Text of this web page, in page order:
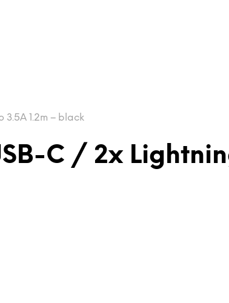
3.5A 1.2m – black
C / 2x